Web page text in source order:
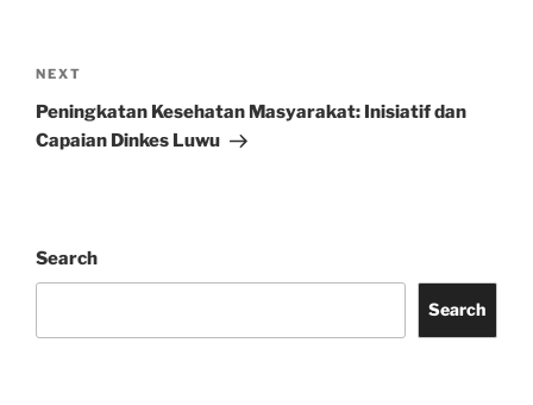
navigation
Next
Post
NEXT
Peningkatan Kesehatan Masyarakat: Inisiatif dan
Capaian Dinkes Luwu
Search
Search